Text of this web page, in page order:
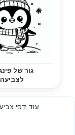
גור של
לצביעה
עוד דפי